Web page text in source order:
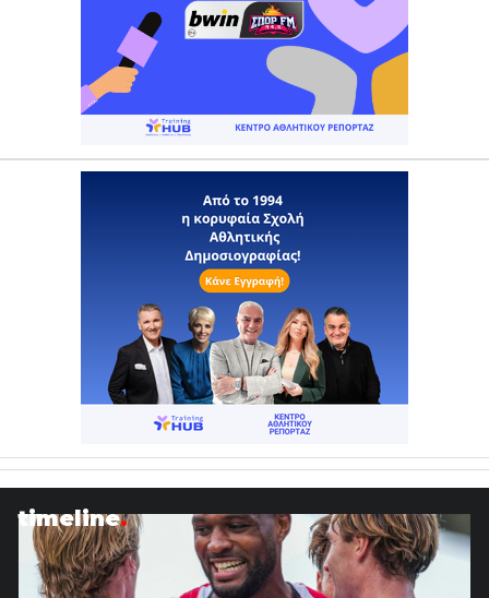
timeline